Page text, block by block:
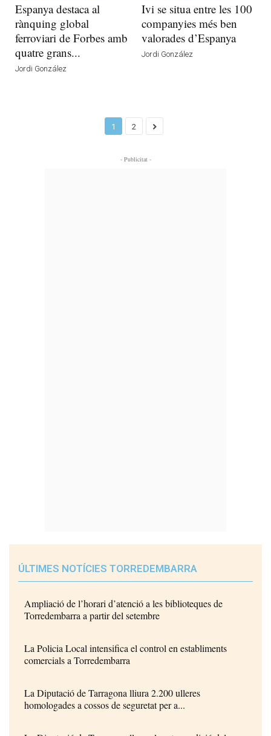
Espanya destaca al
rànquing global
ferroviari de Forbes amb
quatre grans...
Jordi González
Ivi se situa entre les 100
companyies més ben
valorades d’Espanya
Jordi González
1 2
- Publicitat -
ÚLTIMES NOTÍCIES TORREDEMBARRA
Ampliació de l’horari d’atenció a les biblioteques de
Torredembarra a partir del setembre
La Policia Local intensifica el control en establiments
comercials a Torredembarra
La Diputació de Tarragona lliura 2.200 ulleres
homologades a cossos de seguretat per a...